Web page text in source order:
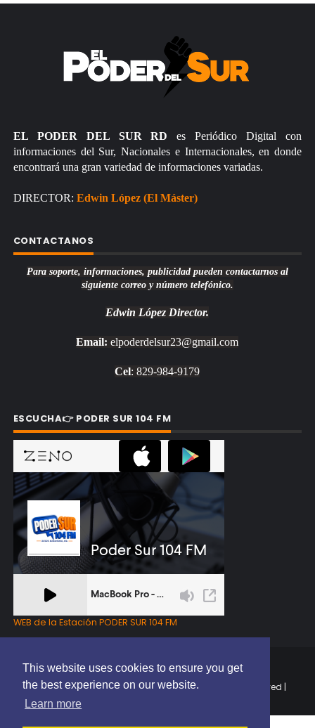
This website uses cookies to ensure you get
the best experience on our website.
Learn more
EL PODER DEL SUR RD es Periódico Digital con
informaciones del Sur, Nacionales e Internacionales, en donde
encontrará una gran variedad de informaciones variadas.
DIRECTOR: Edwin López (El Máster)
CONTACTANOS
Para soporte, informaciones, publicidad pueden contactarnos al
siguiente correo y número telefónico.
Edwin López Director.
Email: elpoderdelsur23@gmail.com
Cel: 829-984-9179
ESCUCHA👉 PODER SUR 104 FM
WEB de la Estación PODER SUR 104 FM
Copyright © 2025 | EL PODER DEL SUR RD | All Rights Reserved |